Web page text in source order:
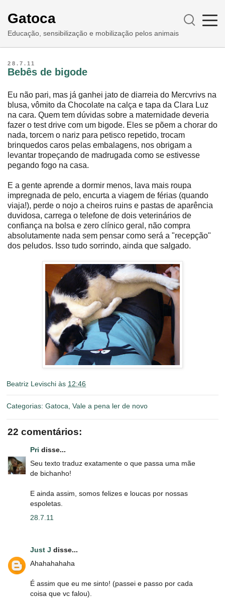
Gatoca
Educação, sensibilização e mobilização pelos animais
28.7.11
Bebês de bigode
Eu não pari, mas já ganhei jato de diarreia do Mercvrivs na
blusa, vômito da Chocolate na calça e tapa da Clara Luz
na cara. Quem tem dúvidas sobre a maternidade deveria
fazer o test drive com um bigode. Eles se põem a chorar do
nada, torcem o nariz para petisco repetido, trocam
brinquedos caros pelas embalagens, nos obrigam a
levantar tropeçando de madrugada como se estivesse
pegando fogo na casa.
E a gente aprende a dormir menos, lava mais roupa
impregnada de pelo, encurta a viagem de férias (quando
viaja!), perde o nojo a cheiros ruins e pastas de aparência
duvidosa, carrega o telefone de dois veterinários de
confiança na bolsa e zero clínico geral, não compra
absolutamente nada sem pensar como será a "recepção"
dos peludos. Isso tudo sorrindo, ainda que salgado.
Beatriz Levischi às 12:46
Categorias: Gatoca Vale a pena ler de novo
22 comentários:
Pri disse...
Seu texto traduz exatamente o que passa uma mãe
de bichanho!
E ainda assim, somos felizes e loucas por nossas
espoletas.
28.7.11
Just J disse...
Ahahahahaha
É assim que eu me sinto! (passei e passo por cada
coisa que vc falou).